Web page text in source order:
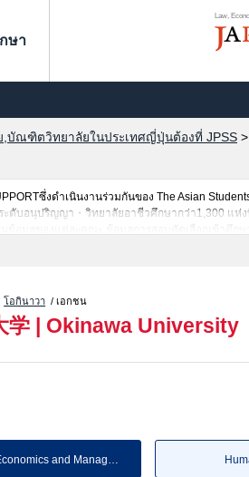
Law,
ษา
บัณฑิตวิทยาลัยในประเทศญี่ปุ่นต้องที่ JPSS >
ซึ่งดำเนินงานร่วมกันของ The Asian
ะดับอนุปริญญา・วิทยาลัยอาชีวศึกษากว่า1,300 แห่
นข้อมูลของแต่ละคณะ,ข้อมูลการสอบคัดเลือกเข้าศึ
โอกินาวา / เอกชน
学 | Okinawa University
Law, Economics and Management